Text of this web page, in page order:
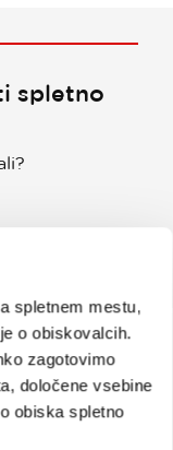
spletnem mestu,
o obiskovalcih.
zagotovimo
določene vsebine
obiska spletno
spletno